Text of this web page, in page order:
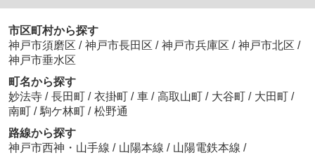
市区町村から探す
神戸市須磨区 / 神戸市長田区 / 神戸市兵庫区 / 神戸市北区 /
神戸市垂水区
町名から探す
妙法寺 / 長田町 / 衣掛町 / 車 / 高取山町 / 大谷町 / 大田町 /
南町 / 駒ケ林町 / 松野通
路線から探す
神戸市西神・山手線 / 山陽本線 / 山陽電鉄本線 /